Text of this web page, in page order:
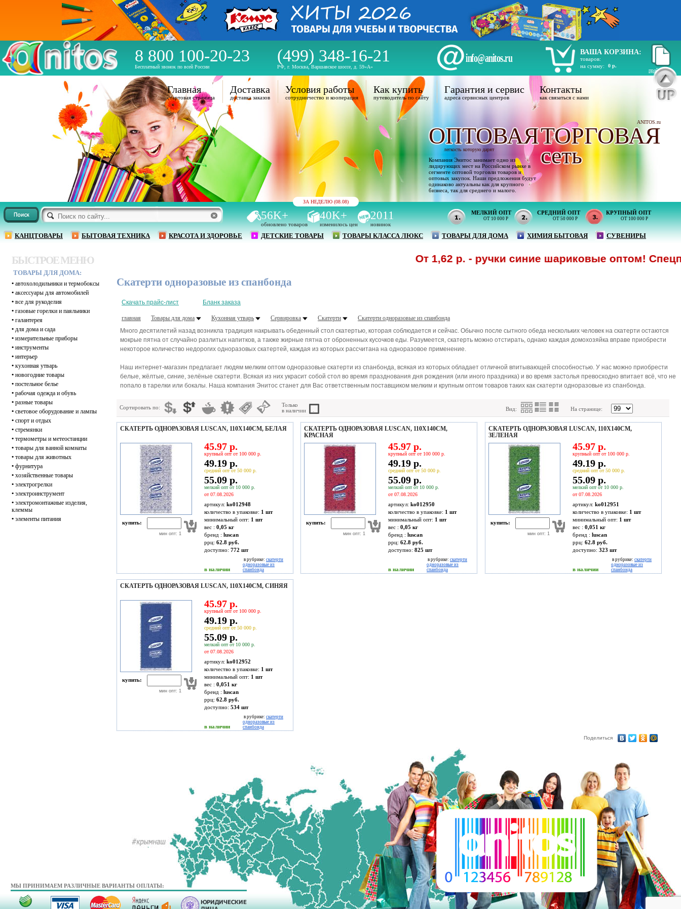
8 800 100-20-23
Бесплатный звонок по всей России
(499) 348-16-21
РФ, г. Москва, Варшавское шоссе, д. 59«А»
info@anitos.ru
ВАША КОРЗИНА:
товаров:
на сумму:
0 р.
прайс лист
ЗА НЕДЕЛЮ (08.08)
56K+
обновлено товаров
40K+
изменилось цен
2011
новинок
МЕЛКИЙ ОПТ
ОТ 10 000 Р
СРЕДНИЙ ОПТ
ОТ 50 000 Р
КРУПНЫЙ ОПТ
ОТ 100 000 Р
КАНЦТОВАРЫ БЫТОВАЯ ТЕХНИКА КРАСОТА И ЗДОРОВЬЕ ДЕТСКИЕ ТОВАРЫ ТОВАРЫ КЛАССА ЛЮКС ТОВАРЫ ДЛЯ ДОМА ХИМИЯ БЫТОВАЯ СУВЕНИРЫ
Главная
стартовая страница
Доставка
доставка заказов
Условия работы
сотрудничество и кооперация
Как купить
путеводитель по сайту
Гарантия и сервис
адреса сервисных центров
Контакты
как связаться с нами
ANITOS.ru
ОПТОВАЯТОРГОВАЯ
легкость которую дарят
Компания Энитос занимает одно из
лидирующих мест на Российском рынке в
сегменте оптовой торговли товаров и
оптовых закупок. Наши предложения будут
одинаково актуальны как для крупного
бизнеса, так для среднего и малого.
сеть
БЫСТРОЕ МЕНЮ
ТОВАРЫ ДЛЯ ДОМА:
• автохолодильники и термобоксы
• аксессуары для автомобилей
• все для рукоделия
• газовые горелки и паяльники
• галантерея
• для дома и сада
• измерительные приборы
• инструменты
• интерьер
• кухонная утварь
• новогодние товары
• постельное белье
• рабочая одежда и обувь
• разные товары
• световое оборудование и лампы
• спорт и отдых
• стремянки
• термометры и метеостанции
• товары для ванной комнаты
• товары для животных
• фурнитура
• хозяйственные товары
• электрогрелки
• электроинструмент
• электромонтажные изделия,
клеммы
• элементы питания
От 1,62 р. - ручки синие шариковые оптом!
Скатерти одноразовые из спанбонда
Скачать прайс-лист Бланк заказа
главная Товары для дома Кухонная утварь Сервировка Скатерти
Скатерти одноразовые из спанбонда
Много десятилетий назад возникла традиция накрывать обеденный стол скатертью, которая соблюдается и сейчас. Обычно после сытного обеда нескольких человек на скатерти остаются
мокрые пятна от случайно разлитых напитков, а также жирные пятна от оброненных кусочков еды. Разумеется, скатерть можно отстирать, однако каждая домохозяйка вправе приобрести
некоторое количество недорогих одноразовых скатертей, каждая из которых рассчитана на одноразовое применение.
Наш интернет-магазин предлагает людям мелким оптом одноразовые скатерти из спанбонда, всякая из которых обладает отличной впитывающей способностью. У нас можно приобрести
белые, жёлтые, синие, зелёные скатерти. Всякая из них украсит собой стол во время празднования дня рождения (или иного праздника) и во время застолья превосходно впитает всё, что не
попало в тарелки или бокалы. Наша компания Энитос станет для Вас ответственным поставщиком мелким и крупным оптом товаров таких как скатерти одноразовые из спанбонда.
Сортировать по:
Только
в наличии
Вид: На странице:
СКАТЕРТЬ ОДНОРАЗОВАЯ LUSCAN, 110Х140СМ, БЕЛАЯ
купить:
мин опт: 1
45.97 р.
крупный опт от 100 000 р.
49.19 р.
средний опт от 50 000 р.
55.09 р.
мелкий опт от 10 000 р.
от 07.08.2026
артикул: ko012948
количество в упаковке: 1 шт
минимальный опт: 1 шт
вес : 0,05 кг
бренд : luscan
ррц: 62.8 руб.
доступно: 772 шт
в наличии
в рубрике: скатерти
одноразовые из
спанбонда
СКАТЕРТЬ ОДНОРАЗОВАЯ LUSCAN, 110Х140СМ,
КРАСНАЯ
купить:
мин опт: 1
45.97 р.
крупный опт от 100 000 р.
49.19 р.
средний опт от 50 000 р.
55.09 р.
мелкий опт от 10 000 р.
от 07.08.2026
артикул: ko012950
количество в упаковке: 1 шт
минимальный опт: 1 шт
вес : 0,05 кг
бренд : luscan
ррц: 62.8 руб.
доступно: 825 шт
в наличии
в рубрике: скатерти
одноразовые из
спанбонда
СКАТЕРТЬ ОДНОРАЗОВАЯ LUSCAN, 110Х140СМ,
ЗЕЛЕНАЯ
купить:
мин опт: 1
45.97 р.
крупный опт от 100 000 р.
49.19 р.
средний опт от 50 000 р.
55.09 р.
мелкий опт от 10 000 р.
от 07.08.2026
артикул: ko012951
количество в упаковке: 1 шт
минимальный опт: 1 шт
вес : 0,051 кг
бренд : luscan
ррц: 62.8 руб.
доступно: 323 шт
в наличии
в рубрике: скатерти
одноразовые из
спанбонда
СКАТЕРТЬ ОДНОРАЗОВАЯ LUSCAN, 110Х140СМ, СИНЯЯ
купить:
мин опт: 1
45.97 р.
крупный опт от 100 000 р.
49.19 р.
средний опт от 50 000 р.
55.09 р.
мелкий опт от 10 000 р.
от 07.08.2026
артикул: ko012952
количество в упаковке: 1 шт
минимальный опт: 1 шт
вес : 0,051 кг
бренд : luscan
ррц: 62.8 руб.
доступно: 534 шт
в наличии
в рубрике: скатерти
одноразовые из
спанбонда
Поделиться
МЫ ПРИНИМАЕМ РАЗЛИЧНЫЕ ВАРИАНТЫ ОПЛАТЫ: